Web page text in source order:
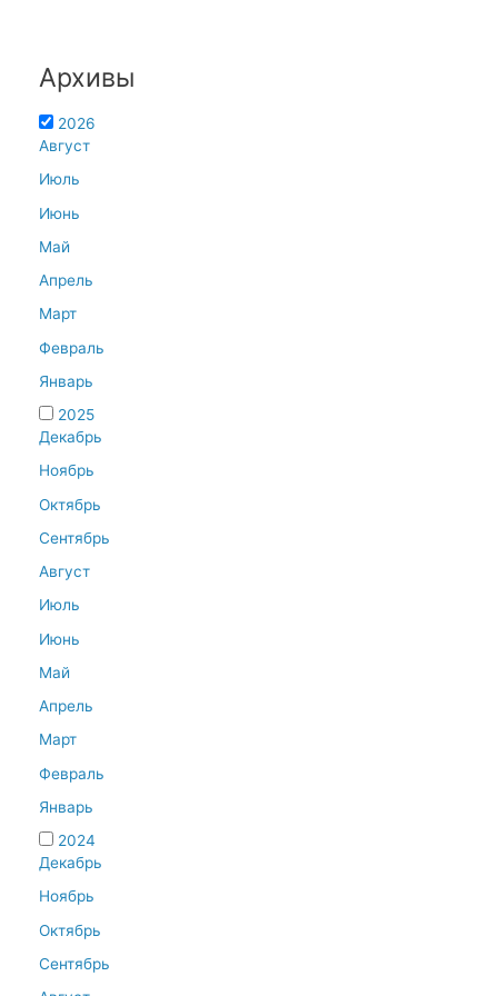
Архивы
2026
Август
Июль
Июнь
Май
Апрель
Март
Февраль
Январь
2025
Декабрь
Ноябрь
Октябрь
Сентябрь
Август
Июль
Июнь
Май
Апрель
Март
Февраль
Январь
2024
Декабрь
Ноябрь
Октябрь
Сентябрь